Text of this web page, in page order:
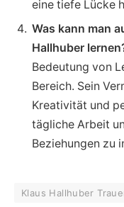
eine tiefe Lücke
Was kann man
Hallhuber
Bedeutung von
Bereich. Sein
Kreativität und
tägliche Arbeit
Beziehungen zu
Klaus Hallhuber